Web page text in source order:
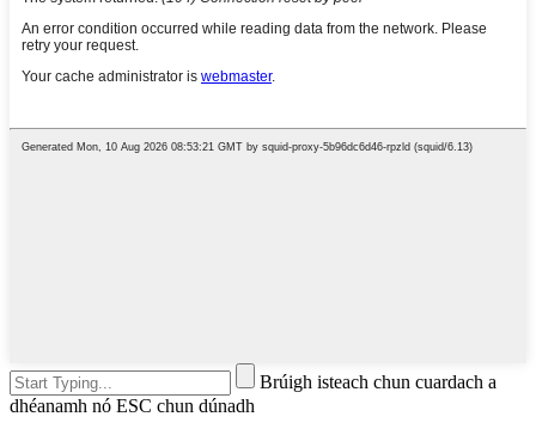
Brúigh isteach chun cuardach a
dhéanamh nó ESC chun dúnadh